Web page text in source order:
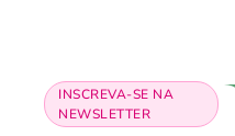
INSCREVA-SE NA
NEWSLETTER